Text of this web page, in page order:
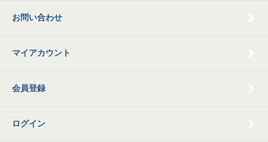
お問い合わせ
マイアカウント
会員登録
ログイン